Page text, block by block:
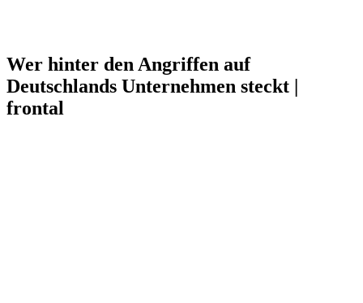
Wer hinter den Angriffen auf
Deutschlands Unternehmen steckt |
frontal